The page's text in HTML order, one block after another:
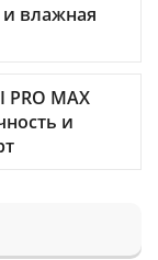
и влажная
MAX
и